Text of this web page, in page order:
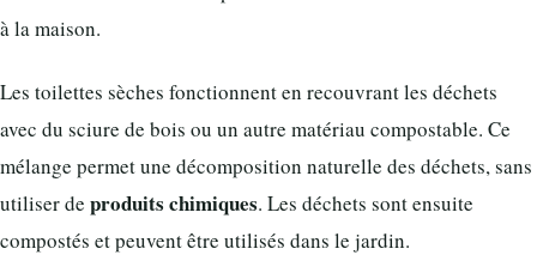
à la maison.
Les toilettes sèches fonctionnent en recouvrant les déchets
avec du sciure de bois ou un autre matériau compostable. Ce
mélange permet une décomposition naturelle des déchets, sans
utiliser de produits chimiques. Les déchets sont ensuite
compostés et peuvent être utilisés dans le jardin.